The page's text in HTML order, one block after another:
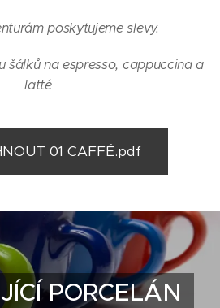
poskytujeme slevy.
šálků na espresso, cappuccina a
latté
01 CAFFÉ.pdf
PORCELÁN